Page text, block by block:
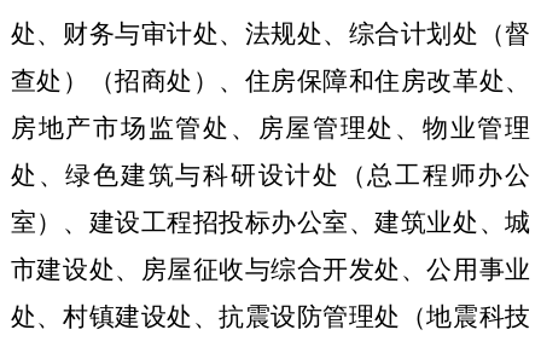
处、财务与审计处、法规处、综合计划处（督
查处）（招商处）、住房保障和住房改革处、
房地产市场监管处、房屋管理处、物业管理
处、绿色建筑与科研设计处（总工程师办公
室）、建设工程招投标办公室、建筑业处、城
市建设处、房屋征收与综合开发处、公用事业
处、村镇建设处、抗震设防管理处（地震科技